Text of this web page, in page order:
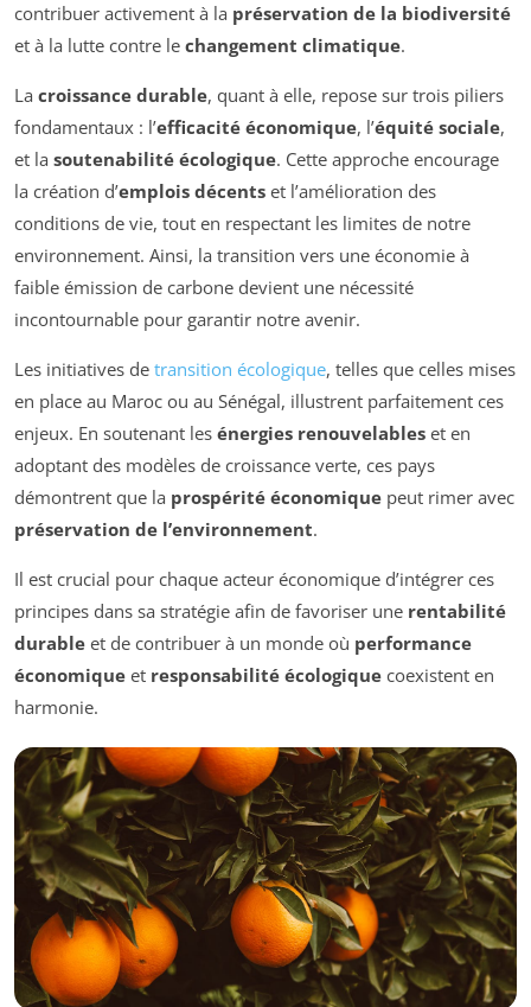
contribuer activement à la préservation de la biodiversité
et à la lutte contre le changement climatique.
La croissance durable, quant à elle, repose sur trois piliers
fondamentaux : l’efficacité économique, l’équité sociale,
et la soutenabilité écologique. Cette approche encourage
la création d’emplois décents et l’amélioration des
conditions de vie, tout en respectant les limites de notre
environnement. Ainsi, la transition vers une économie à
faible émission de carbone devient une nécessité
incontournable pour garantir notre avenir.
Les initiatives de transition écologique, telles que celles mises
en place au Maroc ou au Sénégal, illustrent parfaitement ces
enjeux. En soutenant les énergies renouvelables et en
adoptant des modèles de croissance verte, ces pays
démontrent que la prospérité économique peut rimer avec
préservation de l’environnement.
Il est crucial pour chaque acteur économique d’intégrer ces
principes dans sa stratégie afin de favoriser une rentabilité
durable et de contribuer à un monde où performance
économique et responsabilité écologique coexistent en
harmonie.